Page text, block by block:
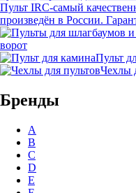
Пульт IRC-самый
произведён в России.
ворот
Пульт
Чехлы
Бренды
A
B
C
D
E